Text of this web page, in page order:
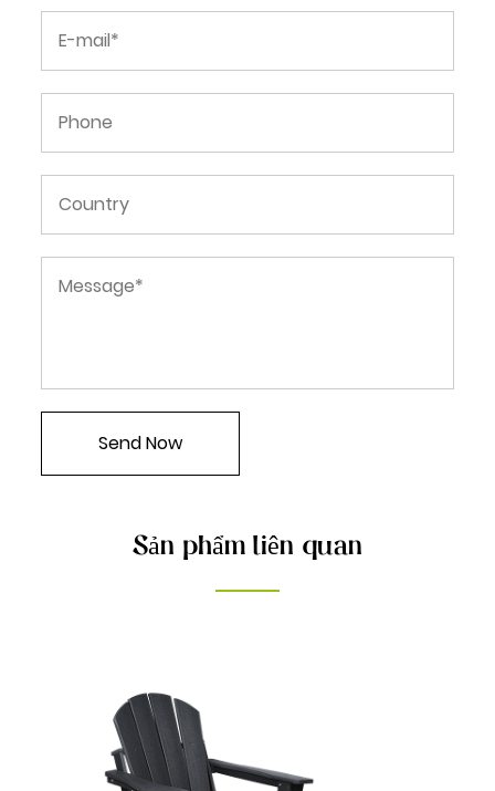
Sản phẩm liên quan